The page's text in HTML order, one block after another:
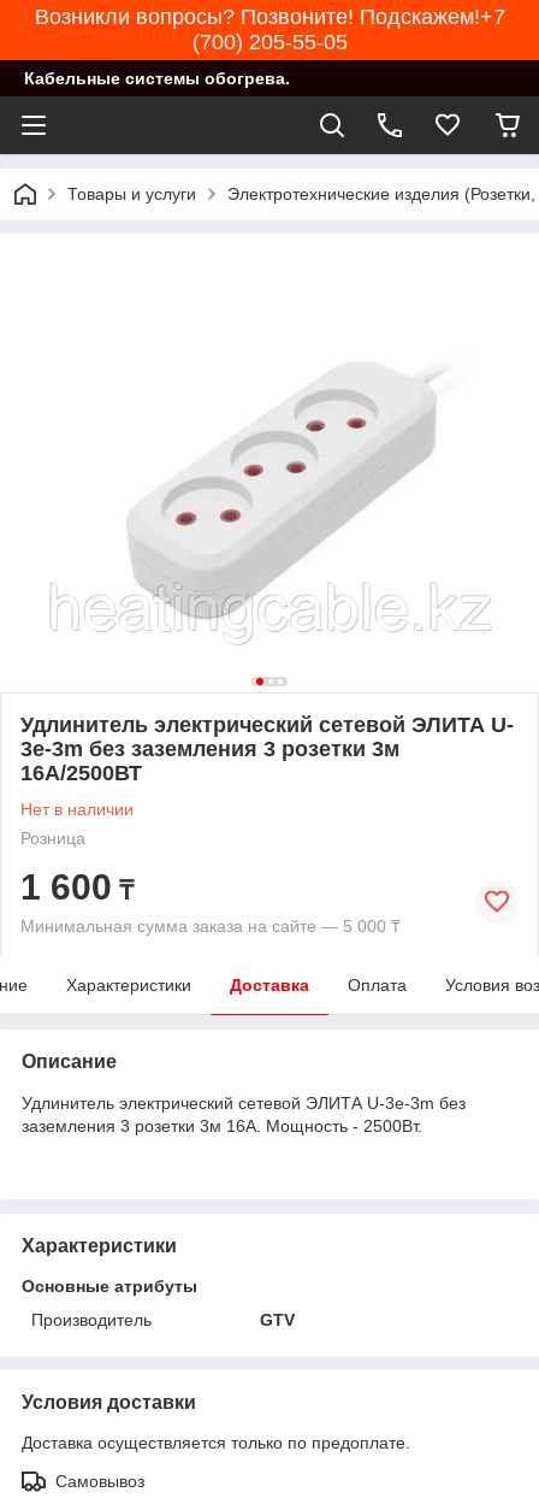
Возникли вопросы? Позвоните! Подскажем!+7
(700) 205-55-05
Кабельные системы обогрева.
Товары и услуги Электротехнические изделия
Удлинитель электрический сетевой ЭЛИТА U-
3e-3m без заземления 3 розетки 3м
16А/2500ВТ
Нет в наличии
Розница
1 600 ₸
Минимальная сумма заказа на сайте — 5 000 ₸
Характеристики Доставка Оплата Условия
Описание
Удлинитель электрический сетевой ЭЛИТА U-3e-3m без
заземления 3 розетки 3м 16А. Мощность - 2500Вт.
Характеристики
Основные атрибуты
Производитель
GTV
Условия доставки
Доставка осуществляется только по предоплате.
Самовывоз